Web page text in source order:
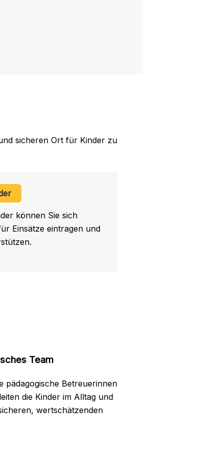
sicheren Ort für Kinder zu
können Sie sich
Einsätze eintragen und
Team
pädagogische Betreuerinnen
die Kinder im Alltag und
wertschätzenden